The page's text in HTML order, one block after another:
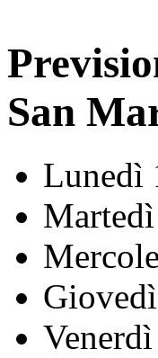
San
Lunedì